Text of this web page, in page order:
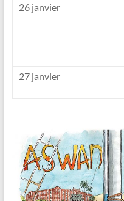
26 janvier
27 janvier